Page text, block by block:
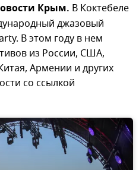
Крым. В Коктебеле
джазовый
В этом году в нем
из России, США,
Армении и других
со ссылкой